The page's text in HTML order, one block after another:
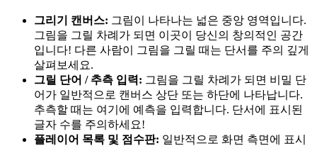
그리기 캔버스: 그림이 나타나는 넓은 중앙 영역입니다.
그림을 그릴 차례가 되면 이곳이 당신의 창의적인 공간
입니다! 다른 사람이 그림을 그릴 때는 단서를 주의 깊게
살펴보세요.
그릴 단어 / 추측 입력: 그림을 그릴 차례가 되면 비밀 단
어가 일반적으로 캔버스 상단 또는 하단에 나타납니다.
추측할 때는 여기에 예측을 입력합니다. 단서에 표시된
글자 수를 주의하세요!
플레이어 목록 및 점수판: 일반적으로 화면 측면에 표시